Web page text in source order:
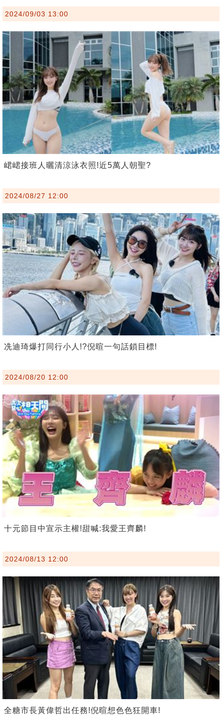
2024/09/03 13:00
峮峮接班人曬清涼泳衣照!近5萬人朝聖?
2024/08/27 12:00
冼迪琦爆打同行小人!?倪暄一句話鎖目標!
2024/08/20 12:00
十元節目中宣示主權!甜喊:我愛王齊麟!
2024/08/13 12:00
全糖市長黃偉哲出任務!倪暄想色色狂開車!